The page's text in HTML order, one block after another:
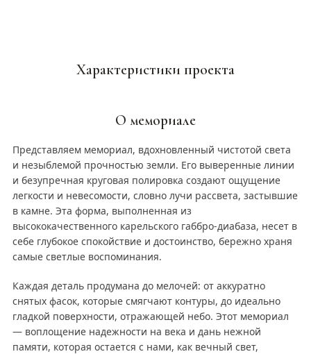
Характеристики проекта
О мемориале
Представляем мемориал, вдохновленный чистотой света
и незыблемой прочностью земли. Его выверенные линии
и безупречная круговая полировка создают ощущение
легкости и невесомости, словно лучи рассвета, застывшие
в камне. Эта форма, выполненная из
высококачественного карельского габбро-диабаза, несет в
себе глубокое спокойствие и достоинство, бережно храня
самые светлые воспоминания.
Каждая деталь продумана до мелочей: от аккуратно
снятых фасок, которые смягчают контуры, до идеально
гладкой поверхности, отражающей небо. Этот мемориал
— воплощение надежности на века и дань нежной
памяти, которая остается с нами, как вечный свет,